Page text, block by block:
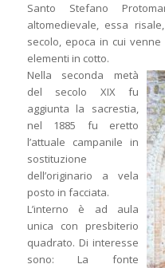
Santo Stefano
altomedievale, essa
secolo, epoca in cui
elementi in cotto.
Nella seconda metà
del secolo XIX fu
aggiunta la sacrestia,
nel 1885 fu eretto
l’attuale campanile in
sostituzione
dell’originario a vela
posto in facciata.
L’interno è ad aula
unica con presbiterio
quadrato. Di interesse
sono: La fonte